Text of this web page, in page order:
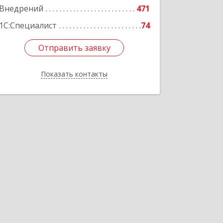
Внедрений
471
1С:Специалист
74
Отправить заявку
Показать контакты
Подробнее
Отправить заявку
Назад